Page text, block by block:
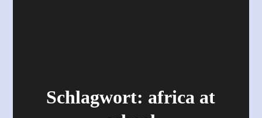
Schlagwort: africa at